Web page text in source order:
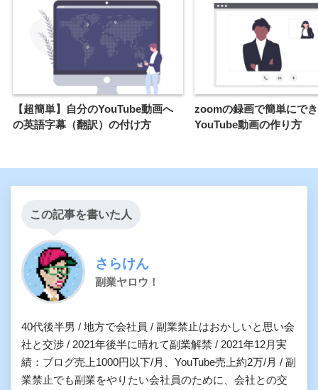
【超簡単】自分のYouTube動画へ
の英語字幕（翻訳）の付け方
zoomの録画で簡単にで
YouTube動画の作り方
この記事を書いた人
さらけん
副業ヤロウ！
40代後半男 / 地方で会社員 / 副業禁止はおかしいと思い会
社と交渉 / 2021年後半に晴れて副業解禁 / 2021年12月実
績：ブログ売上1000円以下/月、YouTube売上約2万/月 / 副
業禁止でも副業をやりたい会社員のために、会社との交